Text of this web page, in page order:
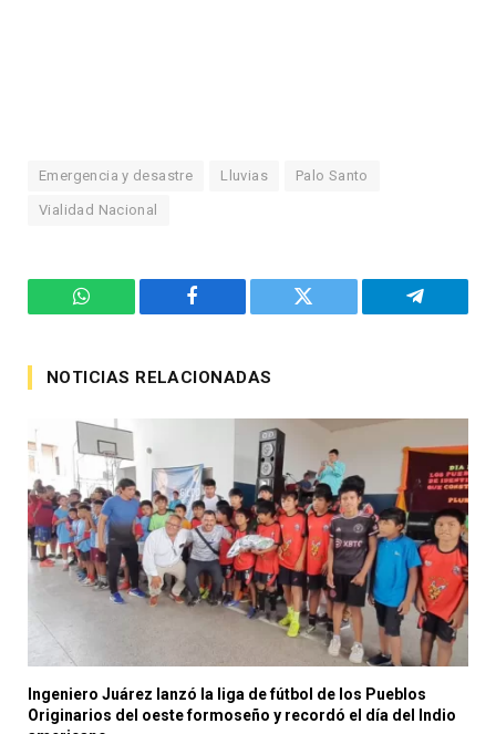
Emergencia y desastre Lluvias Palo Santo
Vialidad Nacional
WhatsApp Facebook Twitter Telegram
NOTICIAS RELACIONADAS
Ingeniero Juárez lanzó la liga de fútbol de los Pueblos
Originarios del oeste formoseño y recordó el día del Indio